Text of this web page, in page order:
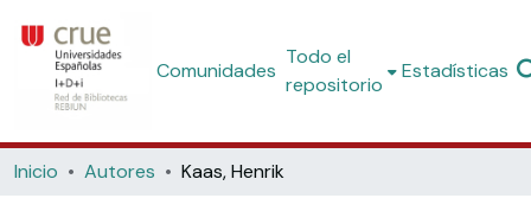
Comunidades
Todo el
repositorio
Estadísticas
Inicio Autores Kaas, Henrik